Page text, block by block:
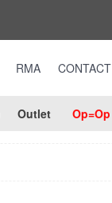
RMA CONTACT
Outlet Op=Op